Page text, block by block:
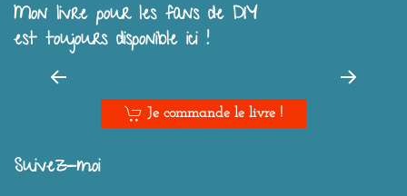
Mon livre pour les fans de DIY
est toujours disponible ici !
Je commande le livre !
Suivez-moi